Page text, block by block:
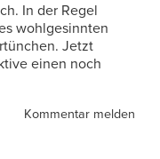
In der Regel
wohlgesinnten
Jetzt
einen noch
Kommentar melden